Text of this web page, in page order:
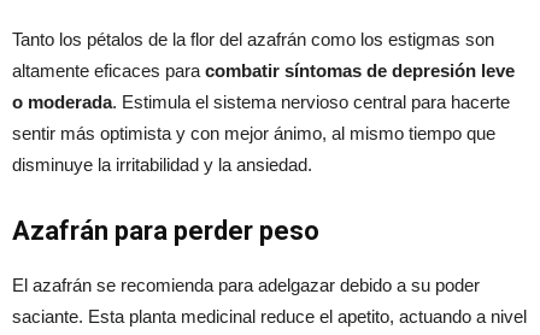
Tanto los pétalos de la flor del azafrán como los estigmas son
altamente eficaces para combatir síntomas de depresión leve
o moderada. Estimula el sistema nervioso central para hacerte
sentir más optimista y con mejor ánimo, al mismo tiempo que
disminuye la irritabilidad y la ansiedad.
Azafrán para perder peso
El azafrán se recomienda para adelgazar debido a su poder
saciante. Esta planta medicinal reduce el apetito, actuando a nivel